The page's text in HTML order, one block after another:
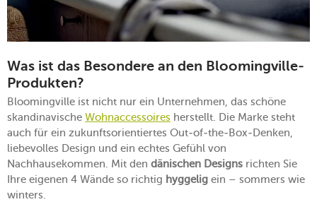
Was ist das Besondere an den Bloomingville-
Produkten?
Bloomingville ist nicht nur ein Unternehmen, das schöne
skandinavische Wohnaccessoires herstellt. Die Marke steht
auch für ein zukunftsorientiertes Out-of-the-Box-Denken,
liebevolles Design und ein echtes Gefühl von
Nachhausekommen. Mit den dänischen Designs richten Sie
Ihre eigenen 4 Wände so richtig hyggelig ein – sommers wie
winters.